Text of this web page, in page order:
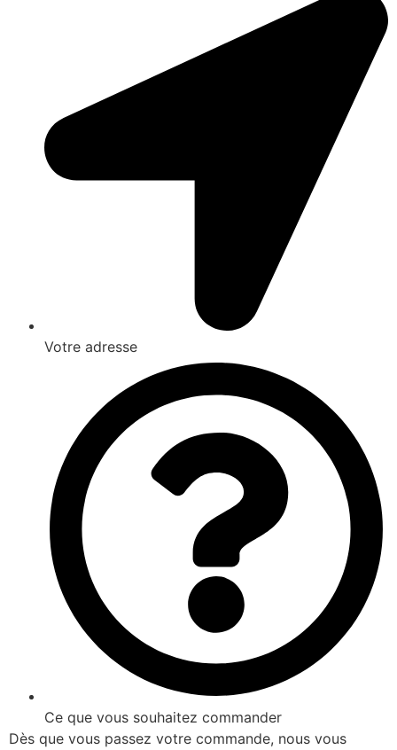
Votre adresse
Ce que vous souhaitez commander
Dès que vous passez votre commande, nous vous